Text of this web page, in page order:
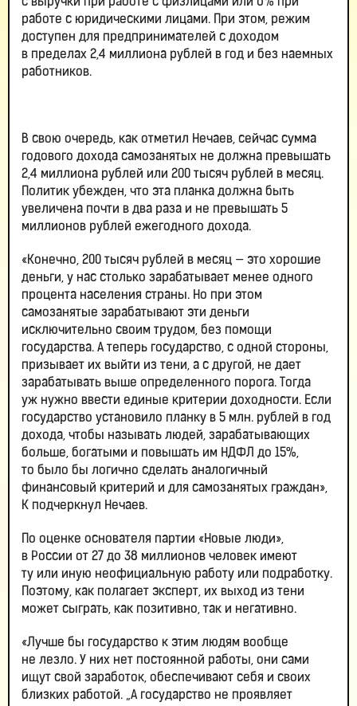
работе с юридическими лицами. При этом, режим
доступен для предпринимателей с доходом
в пределах 2,4 миллиона рублей в год и без наемных
работников.
В свою очередь, как отметил Нечаев, сейчас сумма
годового дохода самозанятых не должна превышать
2,4 миллиона рублей или 200 тысяч рублей в месяц.
Политик убежден, что эта планка должна быть
увеличена почти в два раза и не превышать 5
миллионов рублей ежегодного дохода.
«Конечно, 200 тысяч рублей в месяц — это хорошие
деньги, у нас столько зарабатывает менее одного
процента населения страны. Но при этом
самозанятые зарабатывают эти деньги
исключительно своим трудом, без помощи
государства. А теперь государство, с одной стороны,
призывает их выйти из тени, а с другой, не дает
зарабатывать выше определенного порога. Тогда
уж нужно ввести единые критерии доходности. Если
государство установило планку в 5 млн. рублей в год
дохода, чтобы называть людей, зарабатывающих
больше, богатыми и повышать им НДФЛ до 15%,
то было бы логично сделать аналогичный
финансовый критерий и для самозанятых граждан»,
К подчеркнул Нечаев.
По оценке основателя партии «Новые люди»,
в России от 27 до 38 миллионов человек имеют
ту или иную неофициальную работу или подработку.
Поэтому, как полагает эксперт, их выход из тени
может сыграть, как позитивно, так и негативно.
«Лучше бы государство к этим людям вообще
не лезло. У них нет постоянной работы, они сами
ищут свой заработок, обеспечивают себя и своих
близких работой. „А государство не проявляет